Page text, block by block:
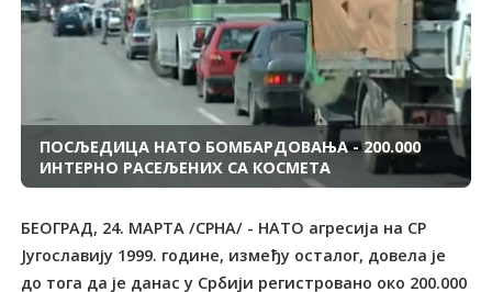
ПОСЉЕДИЦА НАТО БОМБАРДОВАЊА - 200.000
ИНТЕРНО РАСЕЉЕНИХ СА КОСМЕТА
БЕОГРАД, 24. МАРТА /СРНА/ - НАТО агресија на СР
Југославију 1999. године, између осталог, довела је
до тога да је данас у Србији регистровано око 200.000